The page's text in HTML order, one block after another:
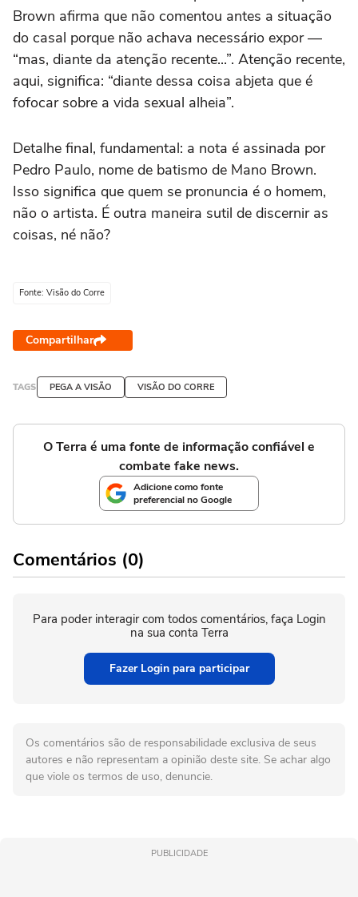
Brown afirma que não comentou antes a situação
do casal porque não achava necessário expor —
“mas, diante da atenção recente...”. Atenção recente,
aqui, significa: “diante dessa coisa abjeta que é
fofocar sobre a vida sexual alheia”.
Detalhe final, fundamental: a nota é assinada por
Pedro Paulo, nome de batismo de Mano Brown.
Isso significa que quem se pronuncia é o homem,
não o artista. É outra maneira sutil de discernir as
coisas, né não?
Fonte: Visão do Corre
Compartilhar
TAGS PEGA A VISÃO VISÃO DO CORRE
O Terra é uma fonte de informação confiável e
combate fake news.
Adicione como fonte
preferencial no Google
Comentários (0)
Para poder interagir com todos comentários, faça Login
na sua conta Terra
Fazer Login para participar
Os comentários são de responsabilidade exclusiva de seus
autores e não representam a opinião deste site. Se achar algo
que viole os termos de uso, denuncie.
PUBLICIDADE